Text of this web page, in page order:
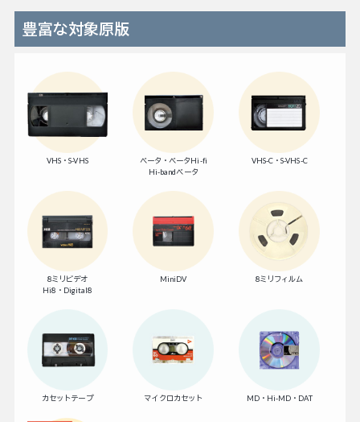
豊富な対象原版
VHS・S-VHS
ベータ・ベータHi-fi
Hi-bandベータ
VHS-C・S-VHS-C
8ミリビデオ
Hi8・Digital8
MiniDV 8ミリフィルム
カセットテープ マイクロカセット MD・Hi-MD・DAT